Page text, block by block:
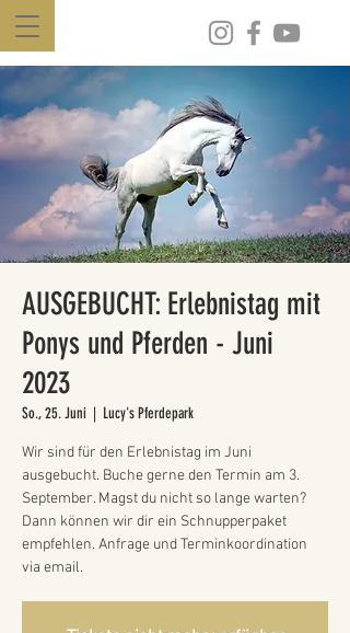
AUSGEBUCHT: Erlebnistag mit
Ponys und Pferden - Juni
2023
So., 25. Juni
  |
Lucy's Pferdepark
Wir sind für den Erlebnistag im Juni
ausgebucht. Buche gerne den Termin am 3.
September. Magst du nicht so lange warten?
Dann können wir dir ein Schnupperpaket
empfehlen. Anfrage und Terminkoordination
via email.